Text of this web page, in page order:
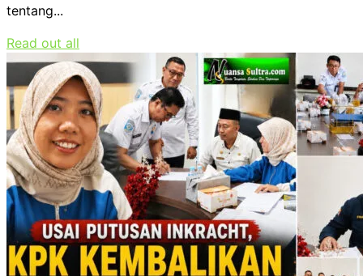
tentang...
Read out all